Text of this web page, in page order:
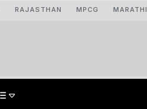
RAJASTHAN MPCG MARATHI